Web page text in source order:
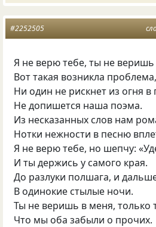
#2252505
Я не верю тебе, ты не
Вот такая возникла проблема,
Ни один не рискнет из огня
Не допишется наша поэма.
Из несказанных слов нам
Нотки нежности в песню
Я не верю тебе, но шепчу:
И ты держись у самого края.
До разлуки полшага, и
В одинокие стылые ночи.
Ты не веришь в меня, только
Что мы оба забыли о прочих.